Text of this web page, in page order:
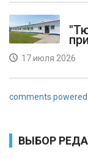
17 июля 2026
comments
ВЫБОР